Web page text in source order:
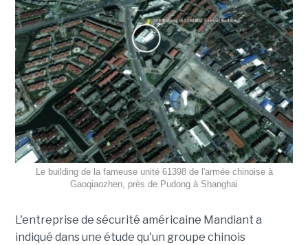
Le building de la fameuse unité 61398 de l'armée chinoise à
Gaoqiaozhen, près de Pudong à Shanghai
L'entreprise de sécurité américaine Mandiant a
indiqué dans une étude qu'un groupe chinois